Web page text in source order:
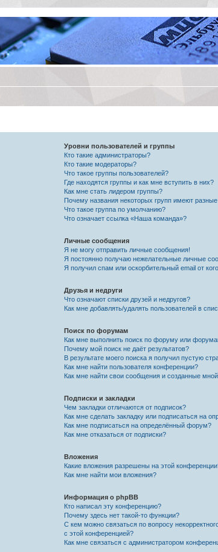
Уровни пользователей и группы
Кто такие администраторы?
Кто такие модераторы?
Что такое группы пользователей?
Где находятся группы и как мне вступить в них?
Как мне стать лидером группы?
Почему названия некоторых групп имеют разные
Что такое группа по умолчанию?
Что означает ссылка «Наша команда»?
Личные сообщения
Я не могу отправить личные сообщения!
Я постоянно получаю нежелательные личные
Я получил спам или оскорбительный email от
Друзья и недруги
Что означают списки друзей и недругов?
Как мне добавлять/удалять пользователей в
Поиск по форумам
Как мне выполнить поиск по форуму или
Почему мой поиск не даёт результатов?
В результате моего поиска я получил пустую
Как мне найти пользователя конференции?
Как мне найти свои сообщения и созданные
Подписки и закладки
Чем закладки отличаются от подписок?
Как мне сделать закладку или подписаться на
Как мне подписаться на определённый форум?
Как мне отказаться от подписки?
Вложения
Какие вложения разрешены на этой
Как мне найти мои вложения?
Информация о phpBB
Кто написал эту конференцию?
Почему здесь нет такой-то функции?
С кем можно связаться по вопросу
с этой конференцией?
Как мне связаться с администратором